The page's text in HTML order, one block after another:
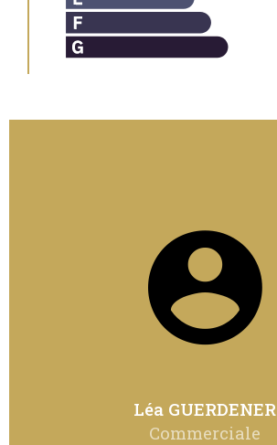
Léa GUERDENER
Commerciale